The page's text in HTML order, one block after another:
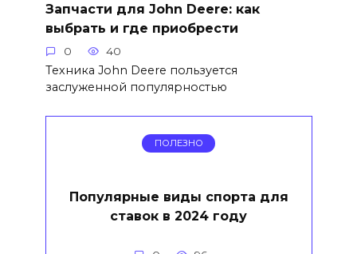
Запчасти для John Deere: как
выбрать и где приобрести
0 40
Техника John Deere пользуется
заслуженной популярностью
ПОЛЕЗНО
Популярные виды спорта для
ставок в 2024 году